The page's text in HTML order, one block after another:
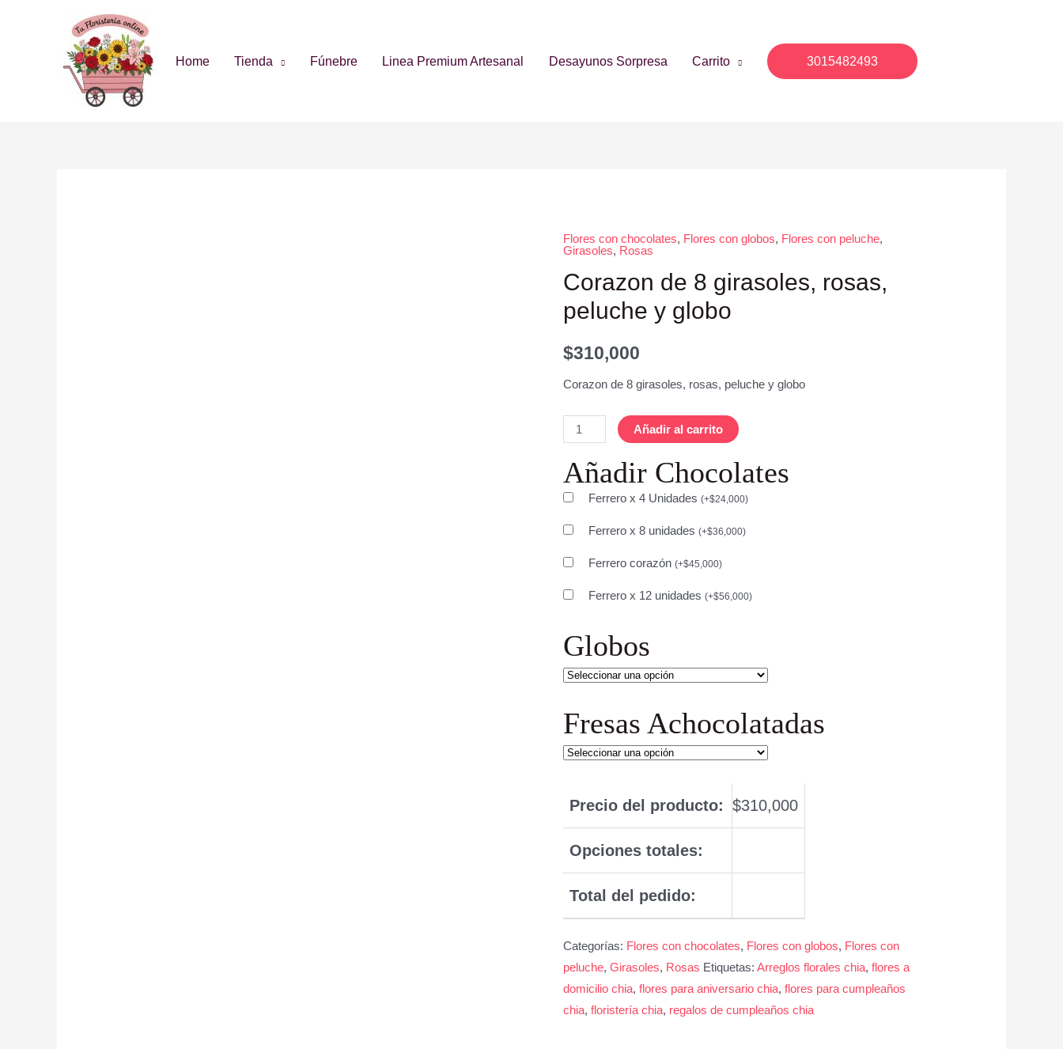
Home Tienda Fúnebre Linea Premium Artesanal Desayunos Sorpresa Carrito 3015482493
Flores con chocolates, Flores con globos, Flores con peluche,
Girasoles, Rosas
Corazon de 8 girasoles, rosas,
peluche y globo
$310,000
Corazon de 8 girasoles, rosas, peluche y globo
Añadir al carrito
Añadir Chocolates
Ferrero x 4 Unidades (+$24,000)
Ferrero x 8 unidades (+$36,000)
Ferrero corazón (+$45,000)
Ferrero x 12 unidades (+$56,000)
Globos
Fresas Achocolatadas
Precio del producto: $310,000
Opciones totales:
Total del pedido:
Categorías: Flores con chocolates, Flores con globos, Flores con
peluche, Girasoles, Rosas Etiquetas: Arreglos florales chia, flores a
domicilio chia, flores para aniversario chia, flores para cumpleaños
chia, floristería chia, regalos de cumpleaños chia